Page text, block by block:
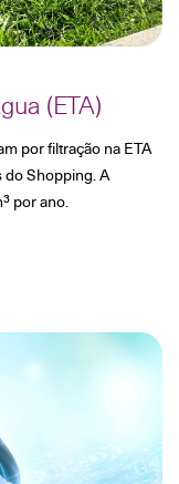
(ETA)
por filtração na ETA
do Shopping. A
por ano.